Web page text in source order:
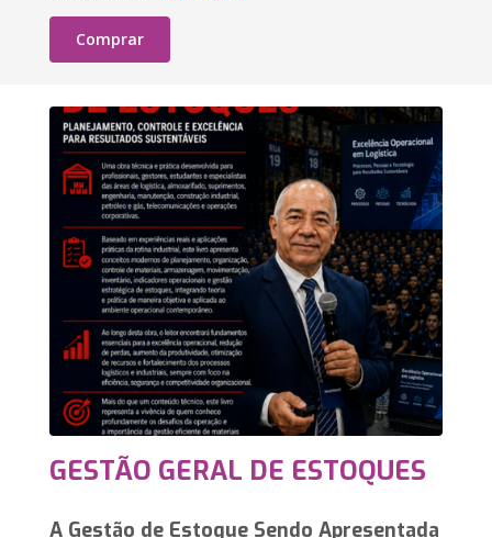
Comprar
GESTÃO GERAL DE ESTOQUES
A Gestão de Estoque Sendo Apresentada